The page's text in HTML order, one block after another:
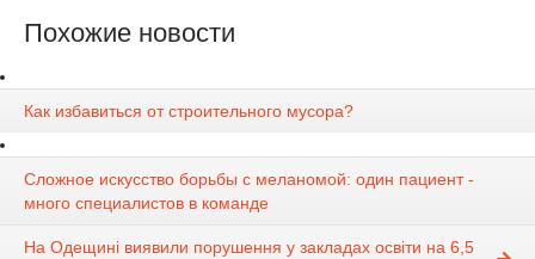
Похожие новости
Как избавиться от строительного мусора?
Сложное искусство борьбы с меланомой: один пациент -
много специалистов в команде
На Одещині виявили порушення у закладах освіти на 6,5